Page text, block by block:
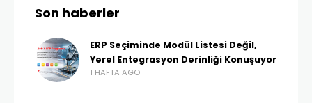
Son haberler
ERP Seçiminde Modül Listesi Değil,
Yerel Entegrasyon Derinliği Konuşuyor
1 HAFTA AGO